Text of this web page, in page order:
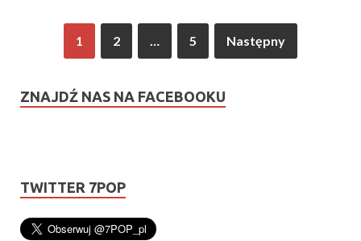
1 2 … 5 Następny
ZNAJDŹ NAS NA FACEBOOKU
TWITTER 7POP